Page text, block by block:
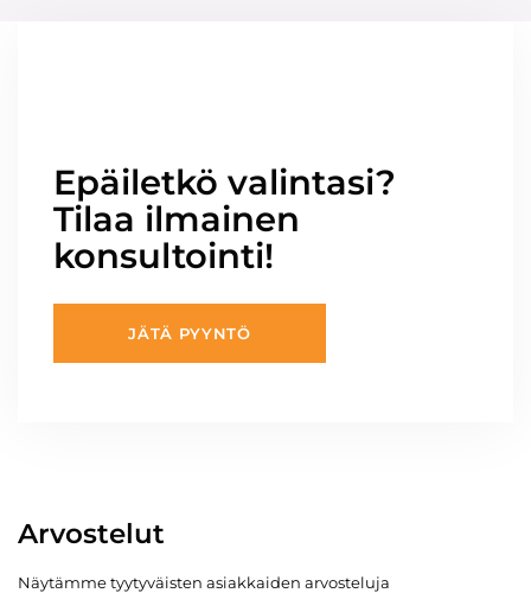
Epäiletkö valintasi?
Tilaa ilmainen
konsultointi!
JÄTÄ PYYNTÖ
Arvostelut
Näytämme tyytyväisten asiakkaiden arvosteluja